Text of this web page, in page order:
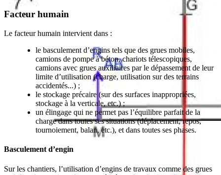
Facteur humain
Le facteur humain intervient dans :
le basculement d’engins tels que des grues mobiles,
camions de pompe à béton, chariots télescopiques,
camions avec grues auxiliaires par le dépassement de leur
limite d’utilisation (charge, utilisation sur des terrains
accidentés...) ;
le stockage précaire (sur des surfaces inappropriées,
stockage à la verticale, etc.) ;
un élingage qui ne permet pas l’équilibre parfait de la
charge dans toutes ses situations (déplacement, repos,
tournoiement, balan, etc.), et dans toutes ses phases.
Basculement d’engin
Sur les chantiers, l’utilisation d’engins de travaux comme des grues